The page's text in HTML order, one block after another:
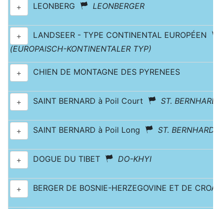
+ LEONBERG LEONBERGER
+
LANDSEER - TYPE CONTINENTAL EUROPÉEN
(EUROPAISCH-KONTINENTALER TYP)
+ CHIEN DE MONTAGNE DES PYRENEES
+ SAINT BERNARD à Poil Court ST.
+ SAINT BERNARD à Poil Long ST.
+ DOGUE DU TIBET DO-KHYI
+ BERGER DE BOSNIE-HERZEGOVINE ET DE